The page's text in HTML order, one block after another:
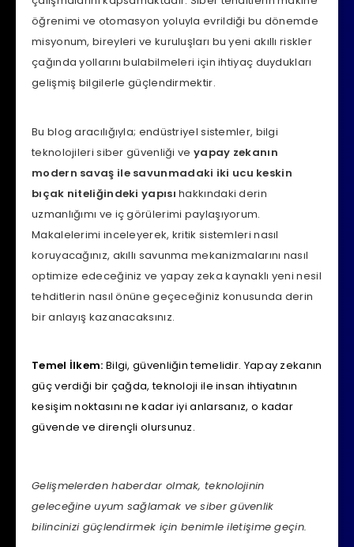
öğrenimi ve otomasyon yoluyla evrildiği bu dönemde
misyonum, bireyleri ve kuruluşları bu yeni akıllı riskler
çağında yollarını bulabilmeleri için ihtiyaç duydukları
gelişmiş bilgilerle güçlendirmektir.
Bu blog aracılığıyla; endüstriyel sistemler, bilgi
teknolojileri siber güvenliği ve yapay zekanın
modern savaş ile savunmadaki iki ucu keskin
bıçak niteliğindeki yapısı hakkındaki derin
uzmanlığımı ve iç görülerimi paylaşıyorum.
Makalelerimi inceleyerek, kritik sistemleri nasıl
koruyacağınız, akıllı savunma mekanizmalarını nasıl
optimize edeceğiniz ve yapay zeka kaynaklı yeni nesil
tehditlerin nasıl önüne geçeceğiniz konusunda derin
bir anlayış kazanacaksınız.
Temel İlkem: Bilgi, güvenliğin temelidir. Yapay zekanın
güç verdiği bir çağda, teknoloji ile insan ihtiyatının
kesişim noktasını ne kadar iyi anlarsanız, o kadar
güvende ve dirençli olursunuz.
Gelişmelerden haberdar olmak, teknolojinin
geleceğine uyum sağlamak ve siber güvenlik
bilincinizi güçlendirmek için benimle iletişime geçin.